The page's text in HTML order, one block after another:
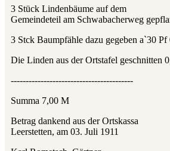
3 Stück Lindenbäume auf dem
Gemeindeteil am Schwabacherweg
3 Stck Baumpfähle dazu gegeben a`30 Pf
Die Linden aus der Ortstafel geschnitten
-----------------------------------------
Summa 7,00 M
Betrag dankend aus der Ortskassa
Leerstetten, am 03. Juli 1911